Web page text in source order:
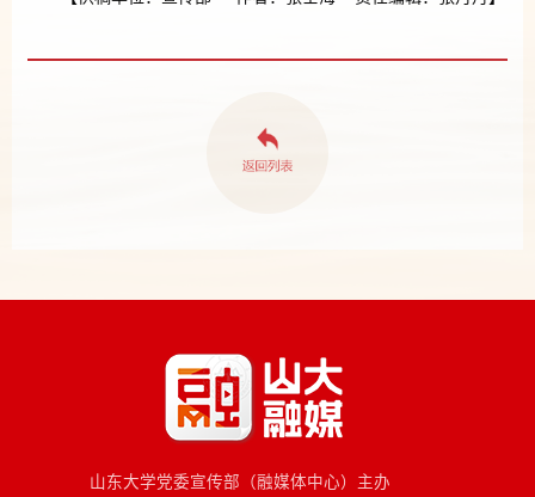
山东大学党委宣传部（融媒体中心）主办